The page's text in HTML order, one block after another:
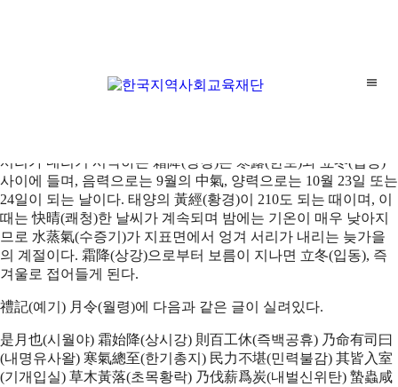
서리가 내리기 시작하는 霜降(상강)은 寒露(한로)와 立冬(입동)
사이에 들며, 음력으로는 9월의 中氣, 양력으로는 10월 23일 또는
24일이 되는 날이다. 태양의 黃經(황경)이 210도 되는 때이며, 이
때는 快晴(쾌청)한 날씨가 계속되며 밤에는 기온이 매우 낮아지
므로 水蒸氣(수증기)가 지표면에서 엉겨 서리가 내리는 늦가을
의 계절이다. 霜降(상강)으로부터 보름이 지나면 立冬(입동), 즉
겨울로 접어들게 된다.
禮記(예기) 月令(월령)에 다음과 같은 글이 실려있다.
是月也(시월야) 霜始降(상시강) 則百工休(즉백공휴) 乃命有司曰
(내명유사왈) 寒氣總至(한기총지) 民力不堪(민력불감) 其皆入室
(기개입실) 草木黃落(초목황락) 乃伐薪爲炭(내벌신위탄) 蟄蟲咸